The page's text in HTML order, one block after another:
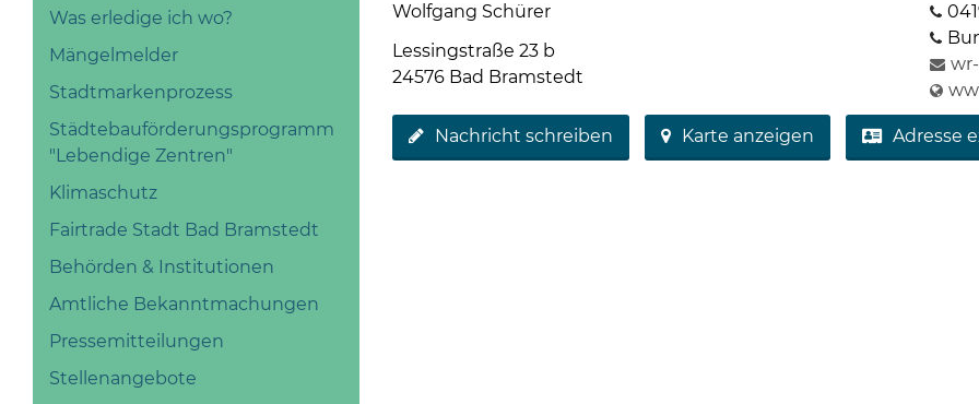
Was erledige ich wo?
Mängelmelder
Stadtmarkenprozess
Städtebauförderungsprogramm
"Lebendige Zentren"
Klimaschutz
Fairtrade Stadt Bad Bramstedt
Behörden & Institutionen
Amtliche Bekanntmachungen
Pressemitteilungen
Stellenangebote
Wolfgang Schürer
Lessingstraße 23 b
24576 Bad Bramstedt
Nachricht schreiben Karte anzeigen Adresse